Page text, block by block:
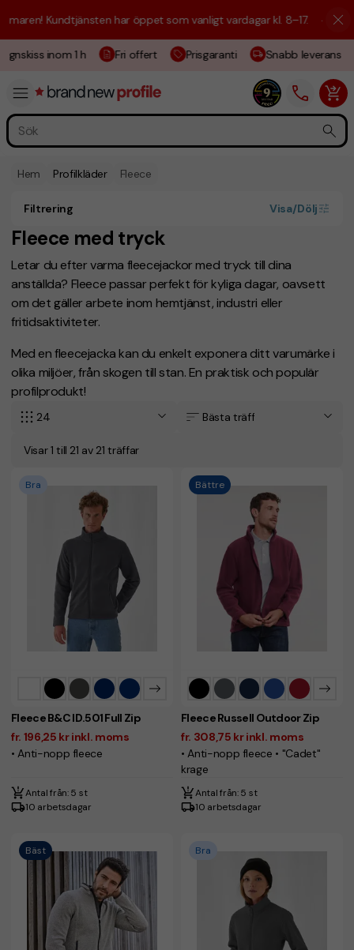
har öppet som vanligt vardagar kl. 8–17. ☀️ Vi är här
inom 1 h Fri offert Prisgaranti Snabb leverans
Hem Profilkläder Fleece
Fleece med tryck
Letar du efter varma fleecejackor med tryck till dina
anställda? Fleece passar perfekt för kyliga dagar, oavsett
om det gäller arbete inom hemtjänst, industri eller
fritidsaktiviteter.
Med en fleecejacka kan du enkelt exponera ditt varumärke i
olika miljöer, från skogen till stan. En praktisk och populär
profilprodukt!
Filtrering Visa/Dölj
Visar 1 till 21 av 21 träffar
24 Bästa träff
Bra
Fleece B&C ID.501 Full Zip
fr. 196,25 kr inkl. moms
• Anti-nopp fleece
Antal från: 5 st
10 arbetsdagar
Bättre
Fleece Russell Outdoor Zip
fr. 308,75 kr inkl. moms
• Anti-nopp fleece • "Cadet"
krage
Antal från: 5 st
10 arbetsdagar
Bäst Bra